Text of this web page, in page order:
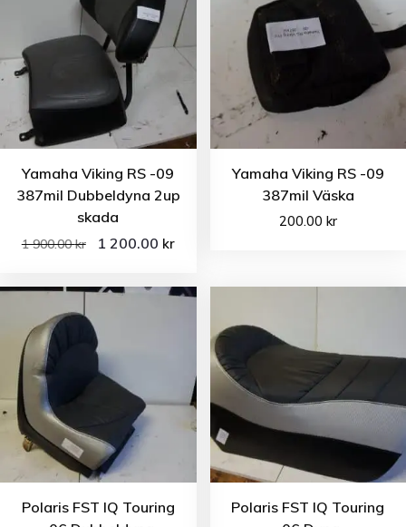
Yamaha Viking RS -09
387mil Dubbeldyna 2up
skada
1 900.00kr 1 200.00 kr
Yamaha Viking RS -09
387mil Väska
200.00 kr
Polaris FST IQ Touring
Polaris FST IQ Touring